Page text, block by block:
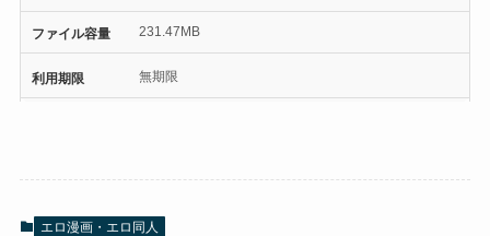
ファイル容量 231.47MB
利用期限 無期限
エロ漫画・エロ同人